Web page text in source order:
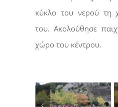
κύκλο του νερού τη
του. Ακολούθησε
χώρο του κέντρου.